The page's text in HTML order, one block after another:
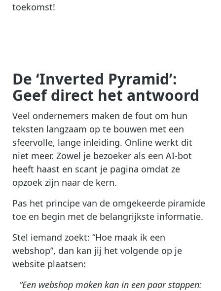
toekomst!
De ‘Inverted Pyramid’:
Geef direct het antwoord
Veel ondernemers maken de fout om hun
teksten langzaam op te bouwen met een
sfeervolle, lange inleiding. Online werkt dit
niet meer. Zowel je bezoeker als een AI-bot
heeft haast en scant je pagina omdat ze
opzoek zijn naar de kern.
Pas het principe van de omgekeerde piramide
toe en begin met de belangrijkste informatie.
Stel iemand zoekt: “Hoe maak ik een
webshop”, dan kan jij het volgende op je
website plaatsen:
“Een webshop maken kan in een paar stappen: